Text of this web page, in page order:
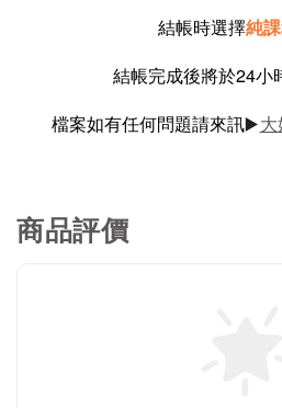
結帳時選擇純
結帳完成後將於24小
檔案如有任何問題請來訊▶️
商品評價